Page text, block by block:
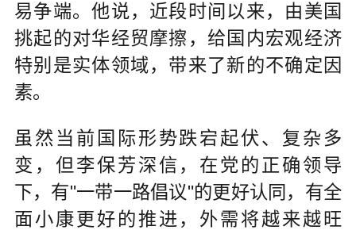
易争端。他说，近段时间以来，由美国
挑起的对华经贸摩擦，给国内宏观经济
特别是实体领域，带来了新的不确定因
素。
虽然当前国际形势跌宕起伏、复杂多
变，但李保芳深信，在党的正确领导
下，有"一带一路倡议"的更好认同，有全
面小康更好的推进，外需将越来越旺